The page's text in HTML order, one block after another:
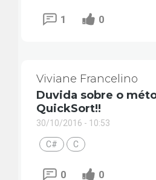
1 0
Viviane Francelino
Duvida sobre o
QuickSort!!
30/10/2016 - 10:53
C# C
0 0